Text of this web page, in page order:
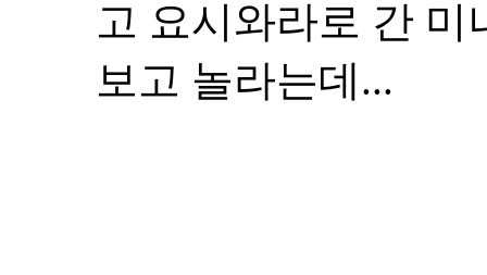
고 요시와라로 간
보고 놀라는데...